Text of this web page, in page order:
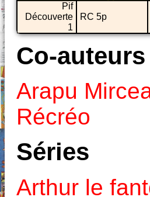
Pif
Découverte
1
RC 5p
Co-auteurs
Arapu
Récréo
Séries
Arthur le